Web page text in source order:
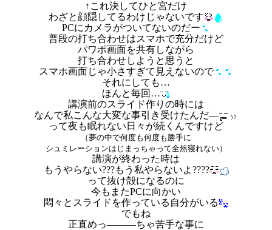
↑これ決してひと宮だけ
わざと顔隠してるわけじゃないです
PCにカメラがついてないのだー
普段の打ち合わせはスマホで充分だけど
パワポ画面を共有しながら
打ち合わせしようと思うと
スマホ画面じゃ小さすぎて見えないので
それにしても…
ほんと毎回…
講演前のスライド作りの時には
なんで私こんな大変な事引き受けたんだ―
って夜も眠れない日々が続くんですけど
（夢の中で何度も何度も勝手に
シュミレーションはじまっちゃって全然寝れない）
講演が終わった時は
もうやらない???もう私やらないよ????
って抜け殻になるのに
今もまたPCに向かい
悶々とスライドを作っている自分がいる
でもね
正直めっ―――ちゃ苦手な事に